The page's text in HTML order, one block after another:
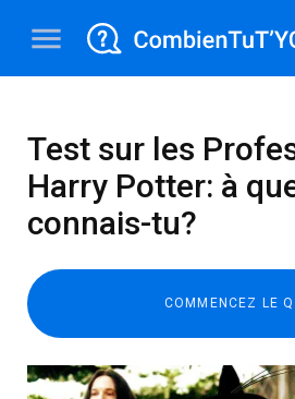
menu
Test sur les
Harry Potter: à
connais-tu?